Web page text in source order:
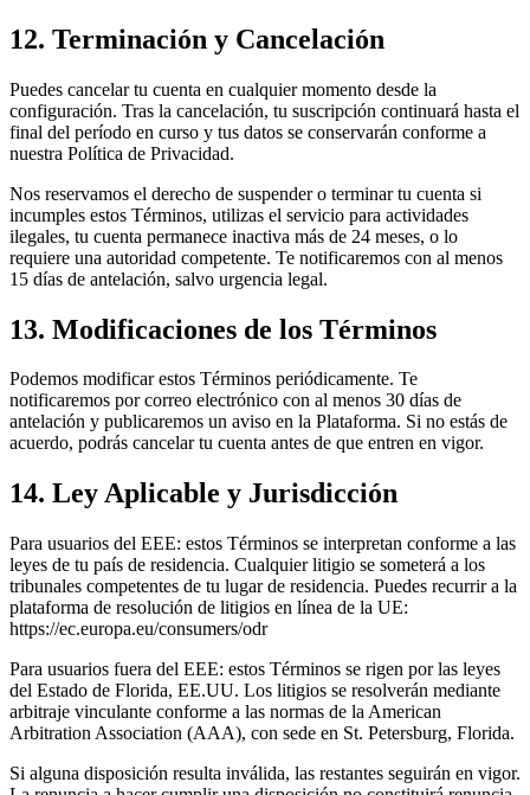
12. Terminación y Cancelación
Puedes cancelar tu cuenta en cualquier momento desde la
configuración. Tras la cancelación, tu suscripción continuará hasta el
final del período en curso y tus datos se conservarán conforme a
nuestra Política de Privacidad.
Nos reservamos el derecho de suspender o terminar tu cuenta si
incumples estos Términos, utilizas el servicio para actividades
ilegales, tu cuenta permanece inactiva más de 24 meses, o lo
requiere una autoridad competente. Te notificaremos con al menos
15 días de antelación, salvo urgencia legal.
13. Modificaciones de los Términos
Podemos modificar estos Términos periódicamente. Te
notificaremos por correo electrónico con al menos 30 días de
antelación y publicaremos un aviso en la Plataforma. Si no estás de
acuerdo, podrás cancelar tu cuenta antes de que entren en vigor.
14. Ley Aplicable y Jurisdicción
Para usuarios del EEE: estos Términos se interpretan conforme a las
leyes de tu país de residencia. Cualquier litigio se someterá a los
tribunales competentes de tu lugar de residencia. Puedes recurrir a la
plataforma de resolución de litigios en línea de la UE:
https://ec.europa.eu/consumers/odr
Para usuarios fuera del EEE: estos Términos se rigen por las leyes
del Estado de Florida, EE.UU. Los litigios se resolverán mediante
arbitraje vinculante conforme a las normas de la American
Arbitration Association (AAA), con sede en St. Petersburg, Florida.
Si alguna disposición resulta inválida, las restantes seguirán en vigor.